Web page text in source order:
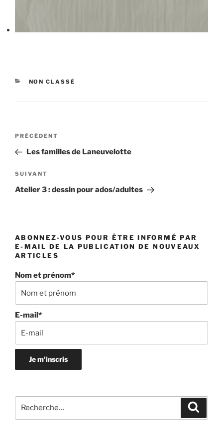
CATÉGORIES
NON CLASSÉ
Navigation
l’article
Article
précédent
PRÉCÉDENT
Les familles de Laneuvelotte
Article
suivant
SUIVANT
Atelier 3 : dessin pour ados/adultes
ABONNEZ-VOUS POUR ÊTRE INFORMÉ PAR
E-MAIL DE LA PUBLICATION DE NOUVEAUX
ARTICLES
Nom et prénom*
E-mail*
pour